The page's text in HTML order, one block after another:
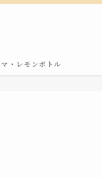
・レモンボトル